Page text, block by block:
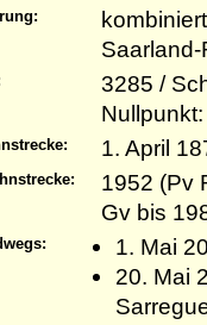
3285 /
1. April
1952 (Pv
Gv bis
1. Mai
20. Mai